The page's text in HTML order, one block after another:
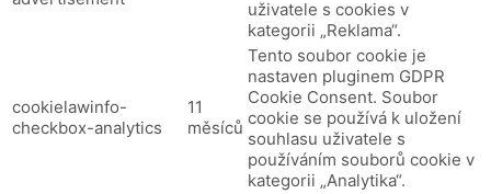
uživatele s cookies v
kategorii „Reklama“.
cookielawinfo-
checkbox-analytics
11
měsíců
Tento soubor cookie je
nastaven pluginem GDPR
Cookie Consent. Soubor
cookie se používá k uložení
souhlasu uživatele s
používáním souborů cookie v
kategorii „Analytika“.